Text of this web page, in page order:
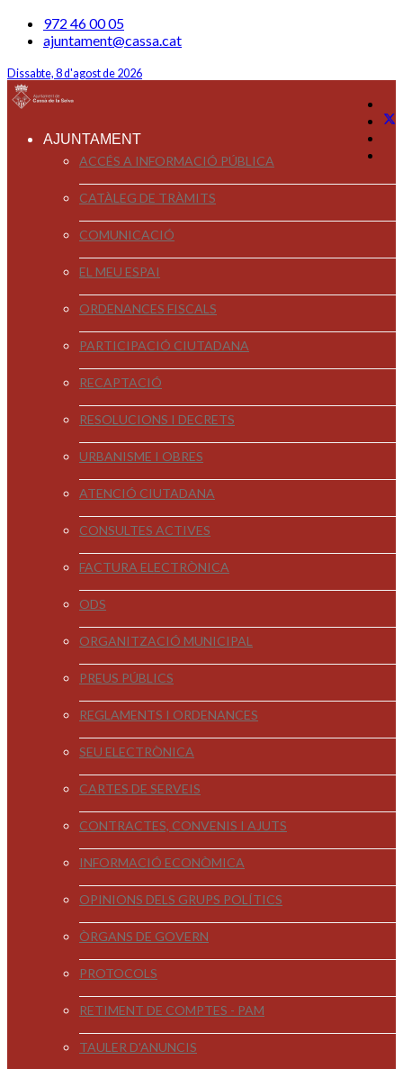
972 46 00 05
ajuntament@cassa.cat
Dissabte, 8 d'agost de 2026
AJUNTAMENT
ACCÉS A INFORMACIÓ PÚBLICA
CATÀLEG DE TRÀMITS
COMUNICACIÓ
EL MEU ESPAI
ORDENANCES FISCALS
PARTICIPACIÓ CIUTADANA
RECAPTACIÓ
RESOLUCIONS I DECRETS
URBANISME I OBRES
ATENCIÓ CIUTADANA
CONSULTES ACTIVES
FACTURA ELECTRÒNICA
ODS
ORGANITZACIÓ MUNICIPAL
PREUS PÚBLICS
REGLAMENTS I ORDENANCES
SEU ELECTRÒNICA
CARTES DE SERVEIS
CONTRACTES, CONVENIS I AJUTS
INFORMACIÓ ECONÒMICA
OPINIONS DELS GRUPS POLÍTICS
ÒRGANS DE GOVERN
PROTOCOLS
RETIMENT DE COMPTES - PAM
TAULER D'ANUNCIS